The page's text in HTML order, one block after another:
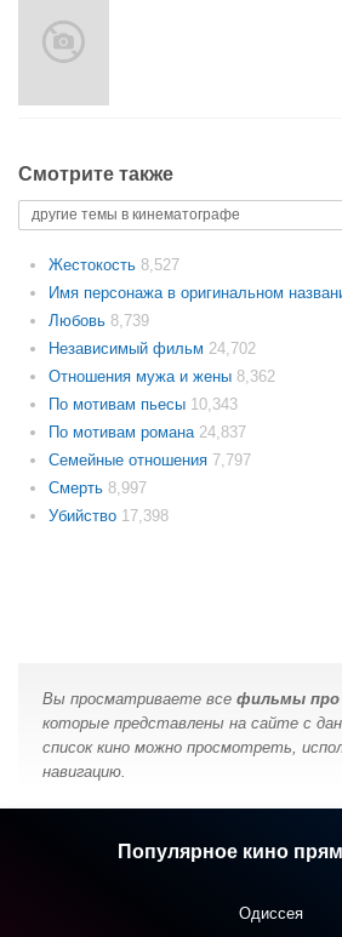
Смотрите также
другие темы в кинематографе
Жестокость 8,527
Имя персонажа в оригинальном
Любовь 8,739
Независимый фильм 24,702
Отношения мужа и жены 8,362
По мотивам пьесы 10,343
По мотивам романа 24,837
Семейные отношения 7,797
Смерть 8,997
Убийство 17,398
Вы просматриваете все фильмы про
которые представлены на сайте с
список кино можно просмотреть,
навигацию.
Популярное кино
Одиссея